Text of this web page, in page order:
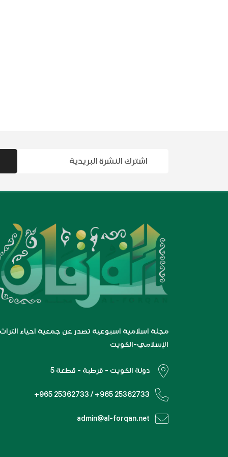
مجلة اسلامية اسبوعية تصدر عن جمعية احياء التراث
الإسلامي-الكويت
دولة الكويت - قرطبة - قطعة 5
+965 25362733 / +965 25362733
admin@al-forqan.net